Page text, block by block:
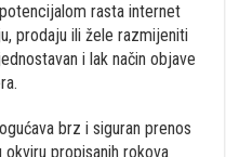
rasta internet
prodaju ili žele razmijeniti
i lak način objave
brz i siguran prenos
propisanih rokova